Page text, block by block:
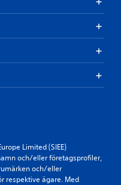
Limited (SIEE)
och/eller företagsprofiler,
och/eller
respektive ägare. Med